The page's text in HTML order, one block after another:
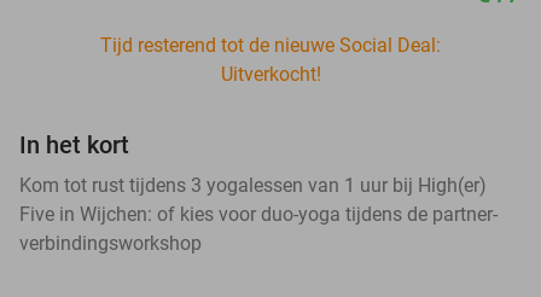
Tijd resterend tot de nieuwe Social Deal:
Uitverkocht!
In het kort
Kom tot rust tijdens 3 yogalessen van 1 uur bij High(er)
Five in Wijchen: of kies voor duo-yoga tijdens de partner-
verbindingsworkshop